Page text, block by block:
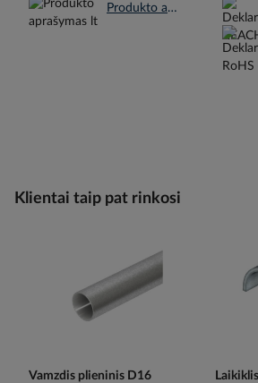
Produkto aprašymas lt.pdf
Klientai taip pat rinkosi
Vamzdis plieninis D16